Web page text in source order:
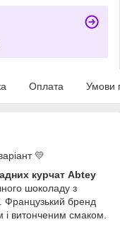
Оплата Умови
💛
курчат Abtey
шоколаду з
Французький бренд
і витонченим смаком.